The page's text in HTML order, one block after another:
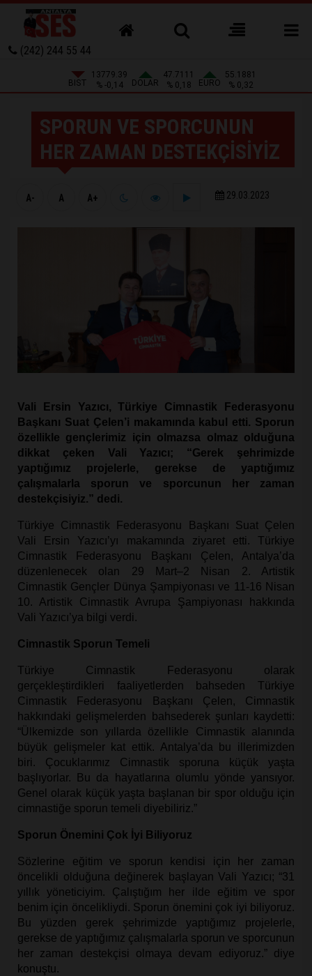
(242) 244 55 44
BIST
13779.39
% -0,14
DOLAR
47.7111
% 0,18
EURO
55.1881
% 0,32
SPORUN VE SPORCUNUN
HER ZAMAN DESTEKÇİSİYİZ
A- A A+ 29.03.2023
Vali Ersin Yazıcı, Türkiye Cimnastik Federasyonu
Başkanı Suat Çelen’i makamında kabul etti. Sporun
özellikle gençlerimiz için olmazsa olmaz olduğuna
dikkat çeken Vali Yazıcı; “Gerek şehrimizde
yaptığımız projelerle, gerekse de yaptığımız
çalışmalarla sporun ve sporcunun her zaman
destekçisiyiz.” dedi.
Türkiye Cimnastik Federasyonu Başkanı Suat Çelen
Vali Ersin Yazıcı’yı makamında ziyaret etti. Türkiye
Cimnastik Federasyonu Başkanı Çelen, Antalya’da
düzenlenecek olan 29 Mart–2 Nisan 2. Artistik
Cimnastik Gençler Dünya Şampiyonası ve 11-16 Nisan
10. Artistik Cimnastik Avrupa Şampiyonası hakkında
Vali Yazıcı’ya bilgi verdi.
Cimnastik Sporun Temeli
Türkiye Cimnastik Federasyonu olarak
gerçekleştirdikleri faaliyetlerden bahseden Türkiye
Cimnastik Federasyonu Başkanı Çelen, Cimnastik
hakkındaki gelişmelerden bahsederek şunları kaydetti:
“Ülkemizde son yıllarda özellikle Cimnastik alanında
büyük gelişmeler kat ettik. Antalya’da bu illerimizden
biri. Çocuklarımız Cimnastik sporuna küçük yaşta
başlıyorlar. Bu da hayatlarına olumlu yönde yansıyor.
Genel olarak küçük yaşta başlanan bir spor olduğu için
cimnastiğe sporun temeli diyebiliriz.”
Sporun Önemini Çok İyi Biliyoruz
Sözlerine eğitim ve sporun kendisi için her zaman
öncelikli olduğuna değinerek başlayan Vali Yazıcı; “31
yıllık yöneticiyim. Çalıştığım her ilde eğitim ve spor
benim için öncelikliydi. Sporun önemini çok iyi biliyoruz.
Bu yüzden gerek şehrimizde yaptığımız projelerle,
gerekse de yaptığımız çalışmalarla sporun ve sporcunun
her zaman destekçisi olmaya devam ediyoruz.” diye
konuştu.